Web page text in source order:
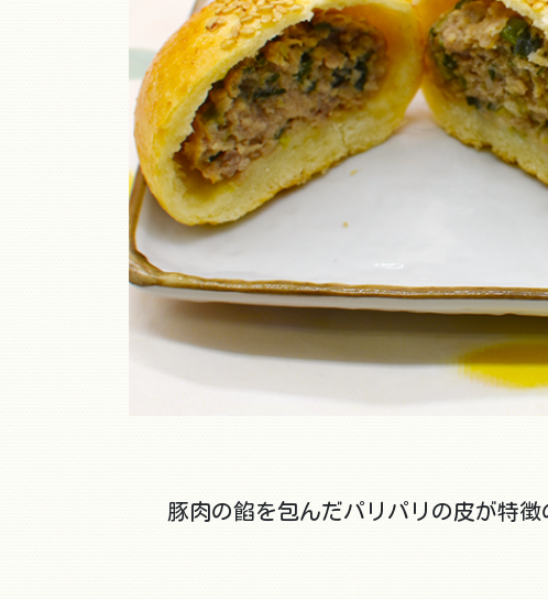
豚肉の餡を包んだパリパリの皮が特